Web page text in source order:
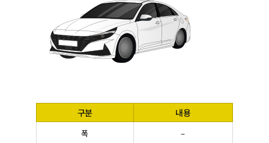
구분 내용
폭 –